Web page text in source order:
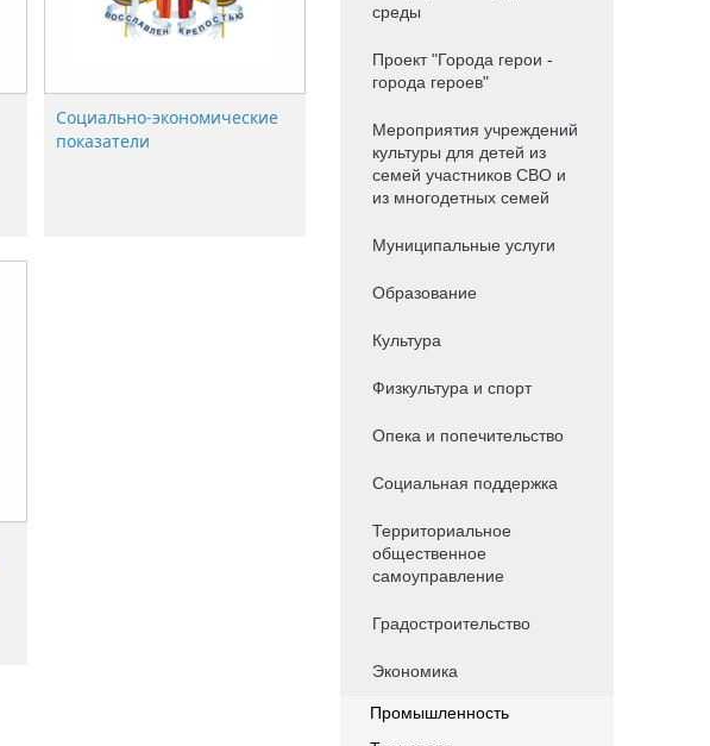
Социально-экономические
показатели
среды
Проект "Города герои -
города героев"
Мероприятия учреждений
культуры для детей из
семей участников СВО и
из многодетных семей
Муниципальные услуги
Образование
Культура
Физкультура и спорт
Опека и попечительство
Социальная поддержка
Территориальное
общественное
самоуправление
Градостроительство
Экономика
Промышленность